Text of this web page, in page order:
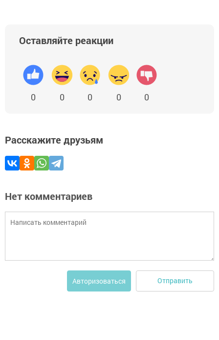
Оставляйте реакции
0 0 0 0 0
Расскажите друзьям
Нет комментариев
Авторизоваться Отправить